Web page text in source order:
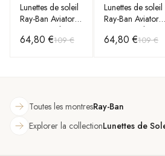
Lunettes de soleil
Ray-Ban Aviator
Large Metal
RB3025 004/58
64,80 €109 €
Lunettes de soleil
Ray-Ban Aviator
Large Metal
RB3025 004/58
64,80 €109 €
Toutes les montresRay-Ban
Explorer la collectionLunettes de